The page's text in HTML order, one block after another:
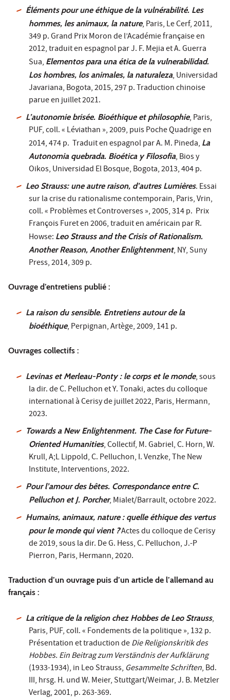
Éléments pour une éthique de la vulnérabilité. Les
hommes, les animaux, la nature, Paris, Le Cerf, 2011,
349 p. Grand Prix Moron de l’Académie française en
2012, traduit en espagnol par J. F. Mejia et A. Guerra
Sua, Elementos para una ética de la vulnerabilidad.
Los hombres, los animales, la naturaleza, Universidad
Javariana, Bogota, 2015, 297 p. Traduction chinoise
parue en juillet 2021.
L’autonomie brisée. Bioéthique et philosophie, Paris,
PUF, coll. « Léviathan », 2009, puis Poche Quadrige en
2014, 474 p. Traduit en espagnol par A. M. Pineda, La
Autonomia quebrada. Bioética y Filosofia, Bios y
Oikos, Universidad El Bosque, Bogota, 2013, 404 p.
Leo Strauss: une autre raison, d’autres Lumières. Essai
sur la crise du rationalisme contemporain, Paris, Vrin,
coll. « Problèmes et Controverses », 2005, 314 p. Prix
François Furet en 2006, traduit en américain par R.
Howse: Leo Strauss and the Crisis of Rationalism.
Another Reason, Another Enlightenment, NY, Suny
Press, 2014, 309 p.
Ouvrage d’entretiens publié :
La raison du sensible. Entretiens autour de la
bioéthique, Perpignan, Artège, 2009, 141 p.
Ouvrages collectifs :
Levinas et Merleau-Ponty : le corps et le monde, sous
la dir. de C. Pelluchon et Y. Tonaki, actes du colloque
international à Cerisy de juillet 2022, Paris, Hermann,
2023.
Towards a New Enlightenment. The Case for Future-
Oriented Humanities, Collectif, M. Gabriel, C. Horn, W.
Krull, A;L Lippold, C. Pelluchon, I. Venzke, The New
Institute, Interventions, 2022.
Pour l’amour des bêtes. Correspondance entre C.
Pelluchon et J. Porcher, Mialet/Barrault, octobre 2022.
Humains, animaux, nature : quelle éthique des vertus
pour le monde qui vient ?Actes du colloque de Cerisy
de 2019, sous la dir. De G. Hess, C. Pelluchon, J.-P
Pierron, Paris, Hermann, 2020.
Traduction d’un ouvrage puis d’un article de l’allemand au
français :
La critique de la religion chez Hobbes de Leo Strauss,
Paris, PUF, coll. « Fondements de la politique », 132 p.
Présentation et traduction deDie Religionskritik des
Hobbes. Ein Beitrag zum Verständnis der Aufklärung
(1933-1934), in Leo Strauss, Gesammelte Schriften, Bd.
III, hrsg. H. und W. Meier, Stuttgart/Weimar, J. B. Metzler
Verlag, 2001, p. 263-369.